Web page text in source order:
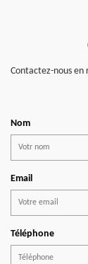
Contactez-nous
Nom
Email
Téléphone